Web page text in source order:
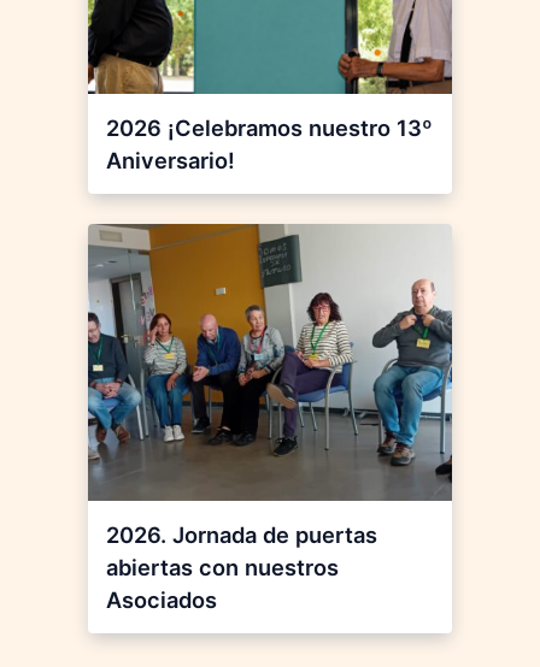
2026 ¡Celebramos nuestro 13º
Aniversario!
2026. Jornada de puertas
abiertas con nuestros
Asociados